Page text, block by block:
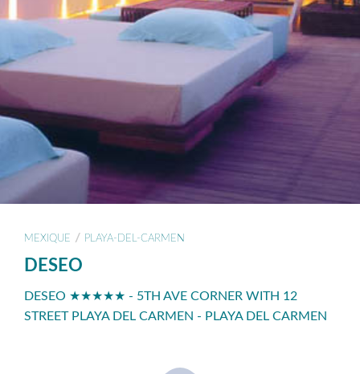
MEXIQUE / PLAYA-DEL-CARMEN
DESEO
DESEO ★★★★★ - 5TH AVE CORNER WITH 12
STREET PLAYA DEL CARMEN - PLAYA DEL CARMEN